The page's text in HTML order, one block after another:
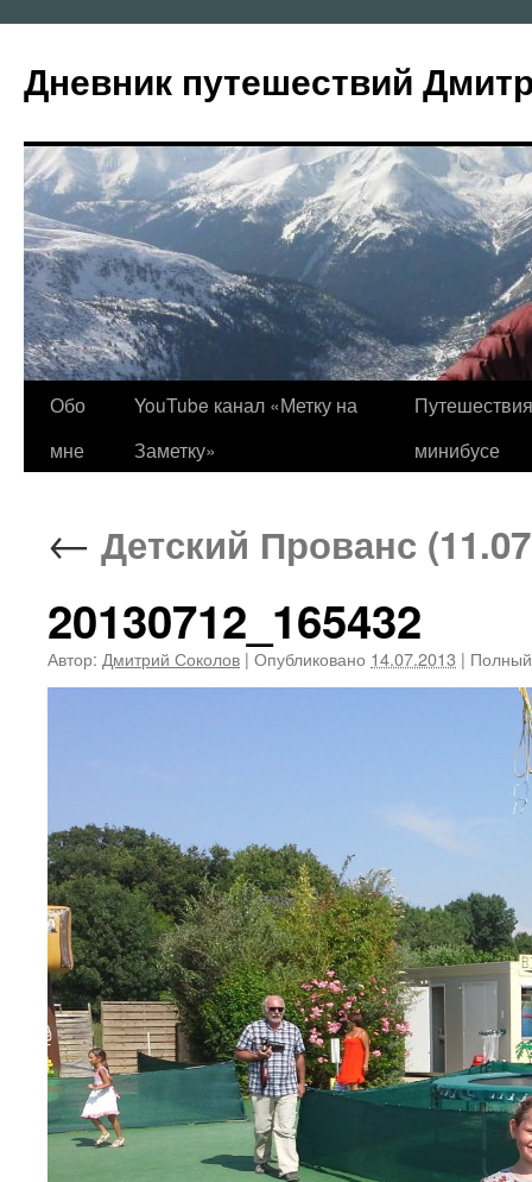
содержимому
Дневник путешествий
Обо
мне
YouTube канал «Метку на
Заметку»
минибусе
← Детский Прованс
20130712_165432
Автор: Дмитрий Соколов | Опубликовано 14.07.2013 |